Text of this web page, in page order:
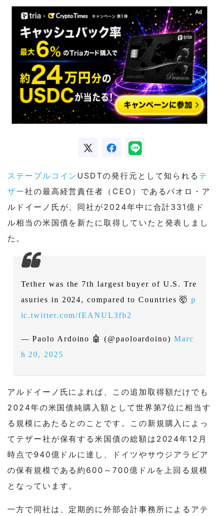
ステーブルコイン USDTの発行元として知られる テ
ザー社の最高経営責任者（CEO）であるパオロ・ア
ルドイーノ氏が、同社が2024年中に合計331億ド
ル相当の米国債を新たに取得していたと発表しまし
た。
Tether was the 7th largest buyer of U.S. Tre
asuries in 2024, compared to Countries 🤯p
ic.twitter.com/fEANUL3fb2
— Paolo Ardoino 🤖 (@paoloardoino) Marc
h 20, 2025
アルドイーノ氏によれば、この追加取得額だけでも
2024年の米国債純購入額として世界第7位に相当す
る規模にあたるとのことです。この新規購入によっ
てテザー社が保有する米国債の総額は2024年12月
時点で940億ドルに達し、ドイツやサウジアラビア
の保有規模である約600～700億ドルを上回る規模
となっています。
一方で同社は、定期的に外部会計事務所によるアテ